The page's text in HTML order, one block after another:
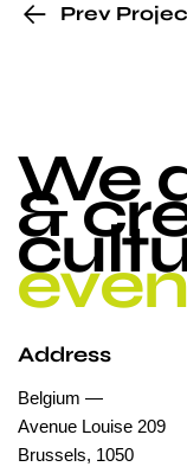
Prev
We
&
Address
Belgium —
Avenue Louise 209
Brussels, 1050